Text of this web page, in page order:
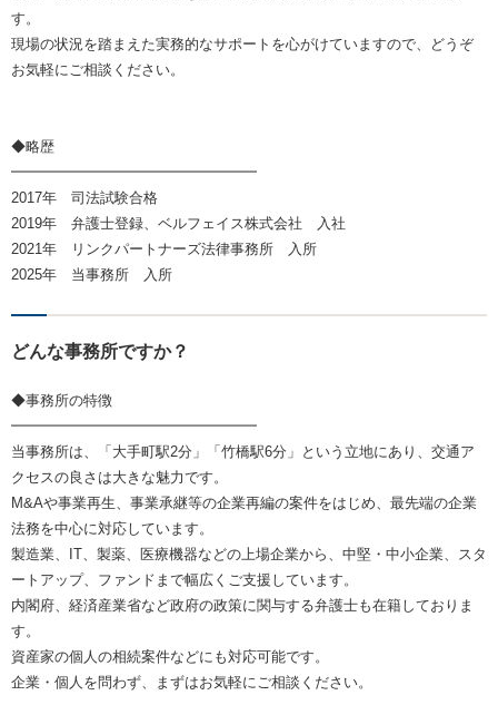
す。
現場の状況を踏まえた実務的なサポートを心がけていますので、どうぞ
お気軽にご相談ください。
◆略歴
━━━━━━━━━━━━━━━━━
2017年 司法試験合格
2019年 弁護士登録、ベルフェイス株式会社 入社
2021年 リンクパートナーズ法律事務所 入所
2025年 当事務所 入所
どんな事務所ですか？
◆事務所の特徴
━━━━━━━━━━━━━━━━━
当事務所は、「大手町駅2分」「竹橋駅6分」という立地にあり、交通ア
クセスの良さは大きな魅力です。
M&Aや事業再生、事業承継等の企業再編の案件をはじめ、最先端の企業
法務を中心に対応しています。
製造業、IT、製薬、医療機器などの上場企業から、中堅・中小企業、スタ
ートアップ、ファンドまで幅広くご支援しています。
内閣府、経済産業省など政府の政策に関与する弁護士も在籍しておりま
す。
資産家の個人の相続案件などにも対応可能です。
企業・個人を問わず、まずはお気軽にご相談ください。